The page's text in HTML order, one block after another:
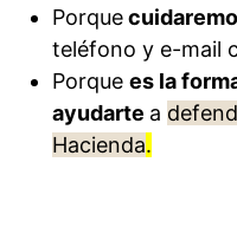
Porque
teléfono y e-mail
Porque es la
ayudarte a
Hacienda.